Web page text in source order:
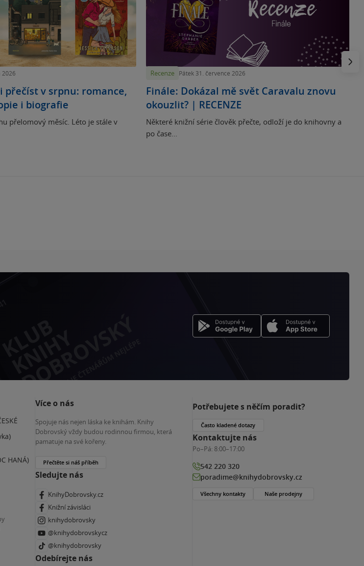
2026
přečíst v srpnu: romance,
i biografie
přelomový měsíc. Léto je stále v
Recenze Pátek 31. července 2026
Finále: Dokázal mě svět Caravalu znovu
okouzlit? | RECENZE
Některé knižní série člověk přečte, odloží je do knihovny a
po čase...
HANÁ)
Více o nás
Spojuje nás nejen láska ke knihám. Knihy
Dobrovský vždy budou rodinnou firmou, která
pamatuje na své kořeny.
Přečtěte si náš příběh
Sledujte nás
KnihyDobrovsky.cz
Knižní závisláci
knihydobrovsky
@knihydobrovskycz
@knihydobrovsky
Odebírejte nás
Potřebujete s něčím poradit?
Často kladené dotazy
Kontaktujte nás
Po–Pá: 8:00–17:00
542 220 320
poradime@knihydobrovsky.cz
Všechny kontakty Naše prodejny